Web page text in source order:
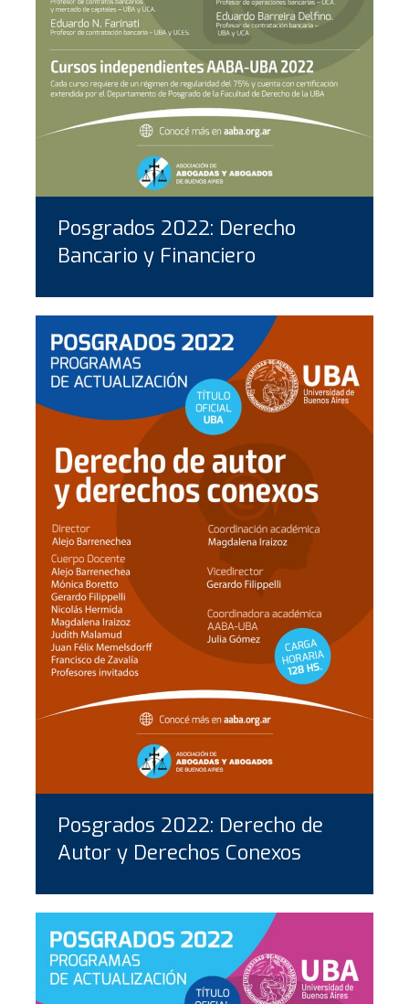
Posgrados 2022: Derecho
Bancario y Financiero
Posgrados 2022: Derecho de
Autor y Derechos Conexos